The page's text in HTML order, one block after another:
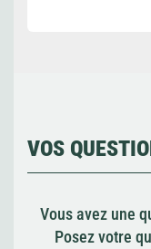
VOS
Vous avez une
Posez votre